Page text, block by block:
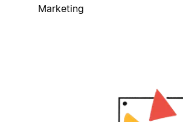
Marketing